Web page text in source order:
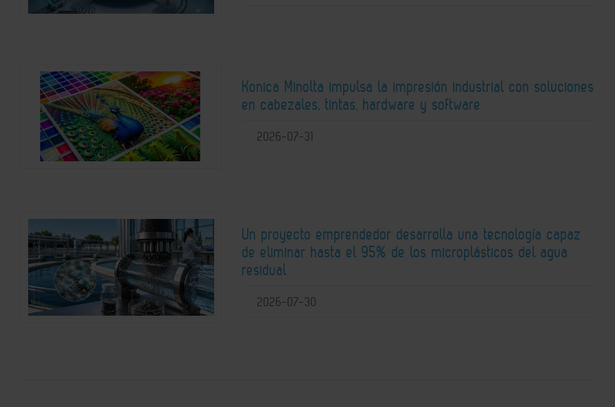
Konica Minolta impulsa la impresión industrial con soluciones
en cabezales, tintas, hardware y software
2026-07-31
Un proyecto emprendedor desarrolla una tecnología capaz
de eliminar hasta el 95% de los microplásticos del agua
residual
2026-07-30